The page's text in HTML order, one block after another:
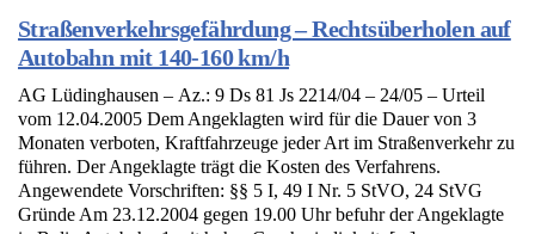
Straßenverkehrsgefährdung – Rechtsüberholen auf
Autobahn mit 140-160 km/h
AG Lüdinghausen – Az.: 9 Ds 81 Js 2214/04 – 24/05 – Urteil
vom 12.04.2005 Dem Angeklagten wird für die Dauer von 3
Monaten verboten, Kraftfahrzeuge jeder Art im Straßenverkehr zu
führen. Der Angeklagte trägt die Kosten des Verfahrens.
Angewendete Vorschriften: §§ 5 I, 49 I Nr. 5 StVO, 24 StVG
Gründe Am 23.12.2004 gegen 19.00 Uhr befuhr der Angeklagte